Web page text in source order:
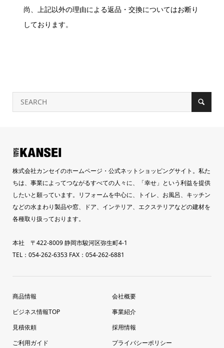
尚、上記以外の理由による返品・交換についてはお断り
しております。
株式会社カンセイのホームページ・公式ネットショッピングサイト。私た
ちは、事業によってつながるすべての人々に、「幸せ」という利益を提供
したいと願っています。リフォームを中心に、トイレ、お風呂、キッチン
などの水まわり製品や窓、ドア、インテリア、エクステリアなどの建材を
各種取り扱っております。
本社 〒422-8009 静岡市駿河区弥生町4-1
TEL：054-262-6353 FAX：054-262-6881
商品情報
ビジネス情報TOP
見積依頼
ご利用ガイド
会社概要
事業紹介
採用情報
プライバシーポリシー